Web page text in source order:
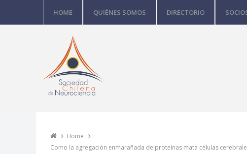
HOME QUIÉNES SOMOS DIRECTORIO
Home
Como la agregación enmarañada de proteínas mata células